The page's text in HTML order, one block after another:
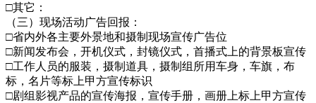
□其它：
（三）现场活动广告回报：
□省内外各主要外景地和摄制现场宣传广告位
□新闻发布会，开机仪式，封镜仪式，首播式上的背景板宣传
□工作人员的服装，摄制道具，摄制组所用车身，车旗，布
标，名片等标上甲方宣传标识
□剧组影视产品的宣传海报，宣传手册，画册上标上甲方宣传